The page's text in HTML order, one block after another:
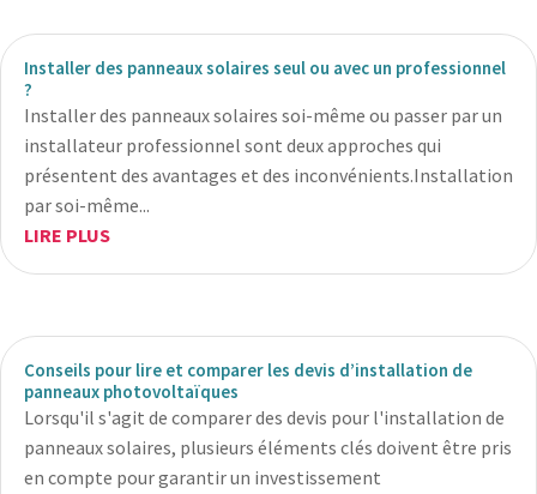
Installer des panneaux solaires seul ou avec un professionnel
?
Installer des panneaux solaires soi-même ou passer par un
installateur professionnel sont deux approches qui
présentent des avantages et des inconvénients.Installation
par soi-même...
LIRE PLUS
Conseils pour lire et comparer les devis d’installation de
panneaux photovoltaïques
Lorsqu'il s'agit de comparer des devis pour l'installation de
panneaux solaires, plusieurs éléments clés doivent être pris
en compte pour garantir un investissement